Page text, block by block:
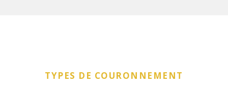
TYPES DE COURONNEMENT